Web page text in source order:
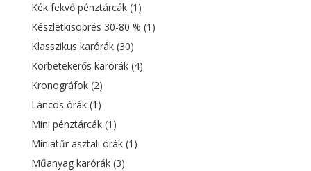
Kék fekvő pénztárcák (1)
Készletkisöprés 30-80 % (1)
Klasszikus karórák (30)
Körbetekerős karórák (4)
Kronográfok (2)
Láncos órák (1)
Mini pénztárcák (1)
Miniatűr asztali órák (1)
Műanyag karórák (3)